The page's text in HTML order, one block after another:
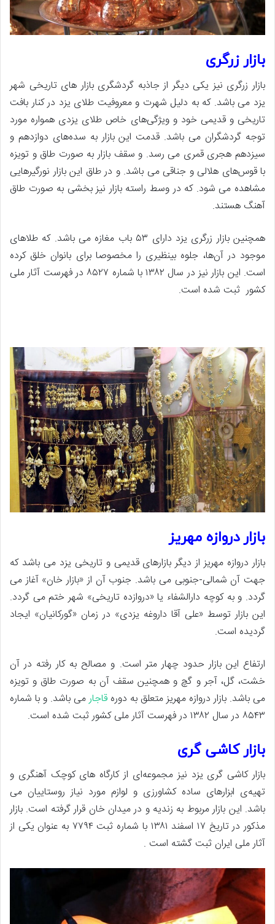
بازار زرگری
بازار زرگری نیز یکی دیگر از جاذبه گردشگری بازار های تاریخی شهر
یزد می باشد. که به دلیل شهرت و معروفیت طلای یزد در کنار بافت
تاریخی و قدیمی خود و ویژگی‌های خاص طلای یزدی همواره مورد
توجه گردشگران می باشد. قدمت این بازار به سده‌های دوازدهم و
سیزدهم هجری قمری می رسد. و سقف بازار به صورت طاق و تویزه
با قوس‌های هلالی و جناقی می باشد. و در طاق این بازار نورگیرهایی
مشاهده می شود. که در وسط راسته بازار نیز بخشی به صورت طاق
آهنگ هستند.
همچنین بازار زرگری یزد دارای ۵۳ باب مغازه می باشد. که طلاهای
موجود در آن‌ها، جلوه بینظیری را مخصوصا برای بانوان خلق کرده
است. این بازار نیز در سال ۱۳۸۲ با شماره ۸۵۲۷ در فهرست آثار ملی
کشور ثبت شده است.
بازار دروازه مهریز
بازار دروازه مهریز از دیگر بازارهای قدیمی و تاریخی یزد می باشد که
جهت آن شمالی-جنوبی می باشد. جنوب آن از «بازار خان» آغاز می
گردد. و به کوچه دارالشفاء یا «دروازده تاریخی» شهر ختم می گردد.
این بازار توسط «علی آقا داروغه یزدی» در زمان «گورکانیان» ایجاد
گردیده است.
ارتفاع این بازار حدود چهار متر است. و مصالح به کار رفته در آن
خشت، گل، آجر و گچ و همچنین سقف آن به صورت طاق و تویزه
می باشد. بازار دروازه مهریز متعلق به دوره قاجارمی باشد. و با شماره
۸۵۴۳ در سال ۱۳۸۲ در فهرست آثار ملی کشور ثبت شده است.
بازار کاشی گری
بازار کاشی گری یزد نیز مجموعه‌ای از کارگاه‌ های کوچک آهنگری و
تهیه‌ی ابزارهای ساده‌ کشاورزی و لوازم مورد نیاز روستاییان می
باشد. این بازار مربوط به زندیه و در میدان خان قرار گرفته است. بازار
مذکور در تاریخ ۱۷ اسفند ۱۳۸۱ با شماره ثبت ۷۷۹۴ به ‌عنوان یکی از
آثار ملی ایران ثبت گشته است .